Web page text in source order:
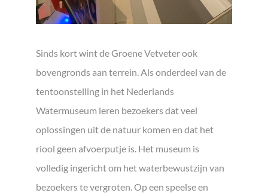
Sinds kort wint de Groene Vetveter ook
bovengronds aan terrein. Als onderdeel van de
tentoonstelling in het Nederlands
Watermuseum leren bezoekers dat veel
oplossingen uit de natuur komen en dat het
riool geen afvoerputje is. Het museum is
volledig ingericht om het waterbewustzijn van
bezoekers te vergroten. Op een speelse en